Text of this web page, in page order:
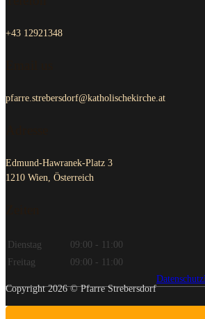
+43 12921348
pfarre.strebersdorf@katholischekirche.at
Edmund-Hawranek-Platz 3
1210 Wien, Österreich
Dienstag
09:00 - 11:00
Freitag
09:00 - 11:00
Copyright 2026 © Pfarre Strebersdorf
Datenschutz